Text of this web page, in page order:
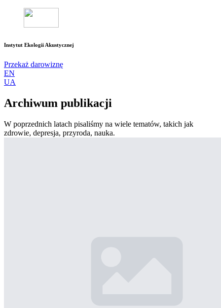
Instytut Ekologii Akustycznej
Przekaż darowiznę
EN
UA
Archiwum publikacji
W poprzednich latach pisaliśmy na wiele tematów, takich jak
zdrowie, depresja, przyroda, nauka.